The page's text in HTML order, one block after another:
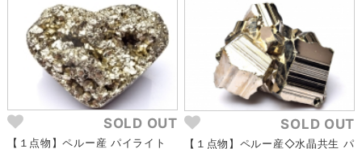
SOLD OUT
【１点物】ペルー産 パイライト
SOLD OUT
【１点物】ペルー産◇水晶共生 パ